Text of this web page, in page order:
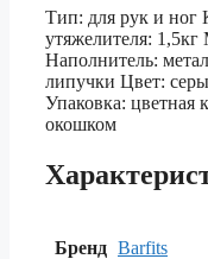
Тип: для рук и ног
утяжелителя:
Наполнитель:
липучки Цвет:
Упаковка: цветная
окошком
Бренд Barfits